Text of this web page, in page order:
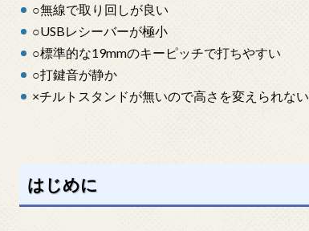
○無線で取り回しが良い
○USBレシーバーが極小
○標準的な19mmのキーピッチで打ちやすい
○打鍵音が静か
×チルトスタンドが無いので高さを変えられない
はじめに